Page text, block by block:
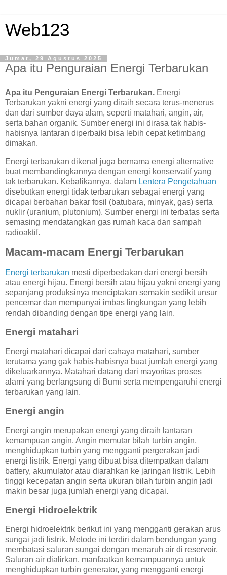
Web123
Jumat, 29 Agustus 2025
Apa itu Penguraian Energi Terbarukan
Apa itu Penguraian Energi Terbarukan. Energi
Terbarukan yakni energi yang diraih secara terus-menerus
dan dari sumber daya alam, seperti matahari, angin, air,
serta bahan organik. Sumber energi ini dirasa tak habis-
habisnya lantaran diperbaiki bisa lebih cepat ketimbang
dimakan.
Energi terbarukan dikenal juga bernama energi alternative
buat membandingkannya dengan energi konservatif yang
tak terbarukan. Kebalikannya, dalam Lentera Pengetahuan
disebutkan energi tidak terbarukan sebagai energi yang
dicapai berbahan bakar fosil (batubara, minyak, gas) serta
nuklir (uranium, plutonium). Sumber energi ini terbatas serta
semasing mendatangkan gas rumah kaca dan sampah
radioaktif.
Macam-macam Energi Terbarukan
Energi terbarukan mesti diperbedakan dari energi bersih
atau energi hijau. Energi bersih atau hijau yakni energi yang
sepanjang produksinya menciptakan semakin sedikit unsur
pencemar dan mempunyai imbas lingkungan yang lebih
rendah dibanding dengan tipe energi yang lain.
Energi matahari
Energi matahari dicapai dari cahaya matahari, sumber
terutama yang gak habis-habisnya buat jumlah energi yang
dikeluarkannya. Matahari datang dari mayoritas proses
alami yang berlangsung di Bumi serta mempengaruhi energi
terbarukan yang lain.
Energi angin
Energi angin merupakan energi yang diraih lantaran
kemampuan angin. Angin memutar bilah turbin angin,
menghidupkan turbin yang mengganti pergerakan jadi
energi listrik. Energi yang dibuat bisa ditempatkan dalam
battery, akumulator atau diarahkan ke jaringan listrik. Lebih
tinggi kecepatan angin serta ukuran bilah turbin angin jadi
makin besar juga jumlah energi yang dicapai.
Energi Hidroelektrik
Energi hidroelektrik berikut ini yang mengganti gerakan arus
sungai jadi listrik. Metode ini terdiri dalam bendungan yang
membatasi saluran sungai dengan menaruh air di reservoir.
Saluran air dialirkan, manfaatkan kemampuannya untuk
menghidupkan turbin generator, yang mengganti energi